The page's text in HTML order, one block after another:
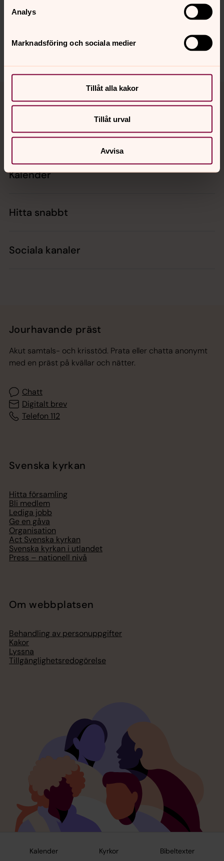
Analys
Marknadsföring och sociala medier
Tillåt alla kakor
Tillåt urval
Avvisa
Kalender Kyrkor Bibeltexter
Synpunkter eller frågor på sidans
Kontakt
Kalender
Hitta snabbt
Sociala kanaler
Jourhavande präst
Akut samtals- och krisstöd. Prata eller chatta anonymt
med en präst på kvällar och nätter.
Chatt
Digitalt brev
Telefon 112
Svenska kyrkan
Hitta församling
Bli medlem
Lediga jobb
Ge en gåva
Organisation
Act Svenska kyrkan
Svenska kyrkan i utlandet
Press – nationell nivå
Om webbplatsen
Behandling av personuppgifter
Kakor
Lyssna
Tillgänglighetsredogörelse